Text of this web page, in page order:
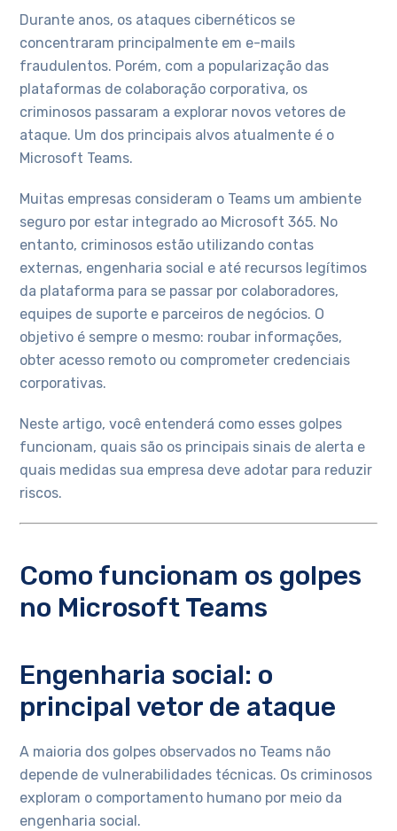
Durante anos, os ataques cibernéticos se
concentraram principalmente em e-mails
fraudulentos. Porém, com a popularização das
plataformas de colaboração corporativa, os
criminosos passaram a explorar novos vetores de
ataque. Um dos principais alvos atualmente é o
Microsoft Teams.
Muitas empresas consideram o Teams um ambiente
seguro por estar integrado ao Microsoft 365. No
entanto, criminosos estão utilizando contas
externas, engenharia social e até recursos legítimos
da plataforma para se passar por colaboradores,
equipes de suporte e parceiros de negócios. O
objetivo é sempre o mesmo: roubar informações,
obter acesso remoto ou comprometer credenciais
corporativas.
Neste artigo, você entenderá como esses golpes
funcionam, quais são os principais sinais de alerta e
quais medidas sua empresa deve adotar para reduzir
riscos.
Como funcionam os golpes
no Microsoft Teams
Engenharia social: o
principal vetor de ataque
A maioria dos golpes observados no Teams não
depende de vulnerabilidades técnicas. Os criminosos
exploram o comportamento humano por meio da
engenharia social.